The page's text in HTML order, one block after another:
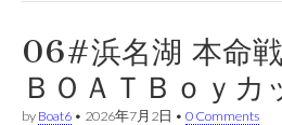
06#浜名湖 本命
ＢＯＡＴＢｏｙカ
by Boat6 • 2026年7月2日 • 0 Comments